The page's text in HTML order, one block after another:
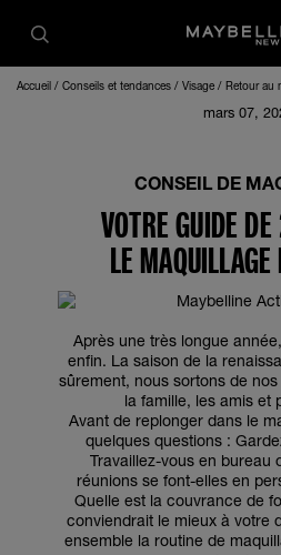
Accueil Conseils et tendances Visage Retour au
mars 07,
CONSEIL DE
VOTRE GUIDE
LE
Après une très longue
enfin. La saison de la
sûrement, nous sortons de
la famille, les amis et
Avant de replonger dans le
quelques questions :
Travaillez-vous en bureau
réunions se font-elles en
Quelle est la couvrance de
conviendrait le mieux à votre
ensemble la routine de